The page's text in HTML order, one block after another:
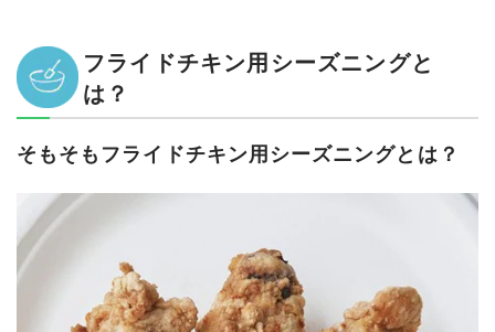
フライドチキン用シーズニングと
は？
そもそもフライドチキン用シーズニングとは？